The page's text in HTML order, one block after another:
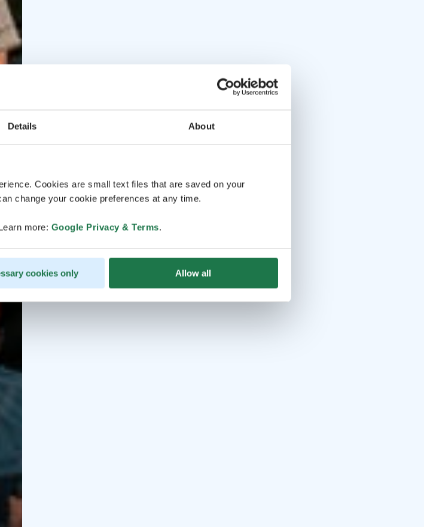
Details About
Cookies are small text files that are saved on your
change your cookie preferences at any time.
more: Google Privacy & Terms.
cookies only Allow all